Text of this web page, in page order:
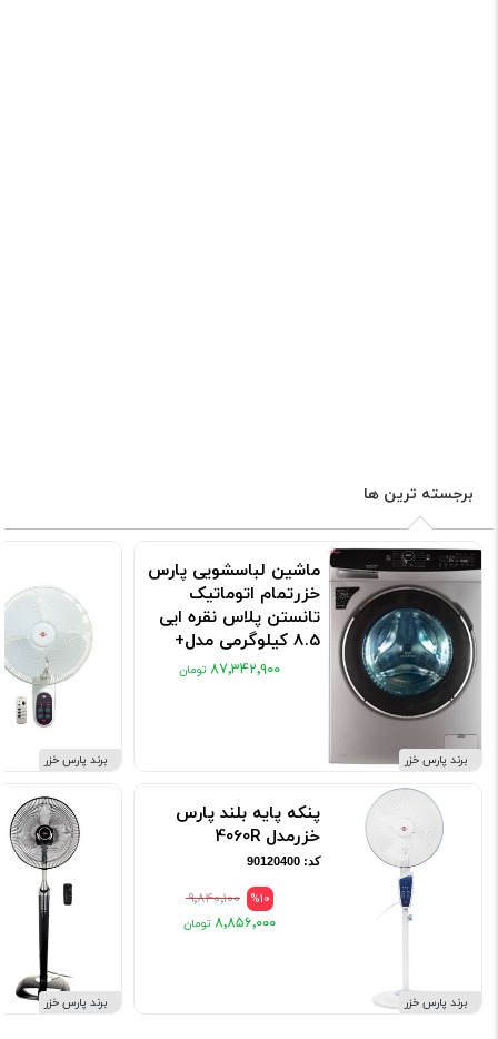
برجسته ترین ها
برند پارس خزر
ماشین لباسشویی پارس
خزرتمام اتوماتیک
تانستن پلاس نقره ایی
8.5 کیلوگرمی مدل+
WM-8514۸۷٬۳۴۲٬۹۰۰
برند پارس خزر
پنکه پایه بلند پارس
خزرمدل 4060R
کد: 90120400
%10 ۹٬۸۴۰٬۱۰۰
۸٬۸۵۶٬۰۰۰
برند پارس خزر
برند پارس خزر